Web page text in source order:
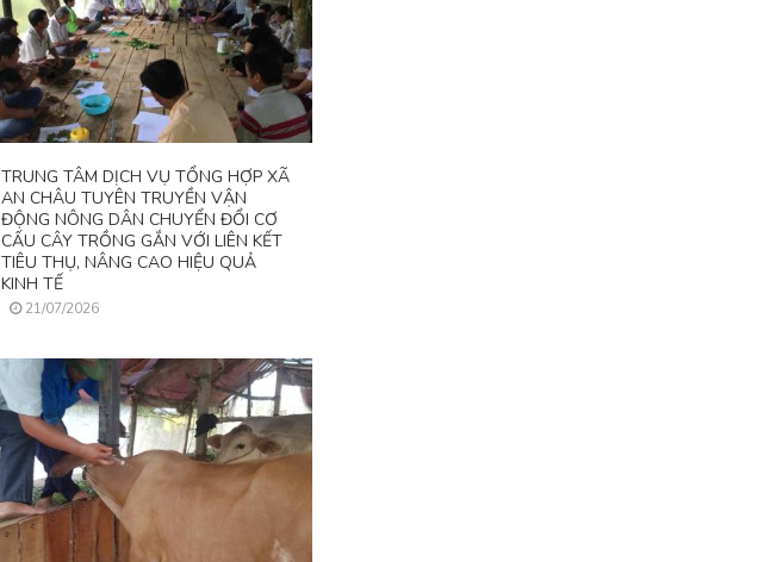
TRUNG TÂM DỊCH VỤ TỔNG HỢP XÃ
AN CHÂU TUYÊN TRUYỀN VẬN
ĐỘNG NÔNG DÂN CHUYỂN ĐỔI CƠ
CẤU CÂY TRỒNG GẮN VỚI LIÊN KẾT
TIÊU THỤ, NÂNG CAO HIỆU QUẢ
KINH TẾ
21/07/2026